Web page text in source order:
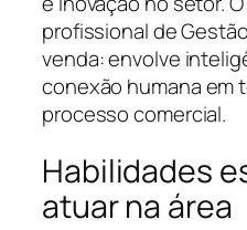
profissional de
venda: envolve
conexão humana em
processo comercial.
Habilidades
atuar na área